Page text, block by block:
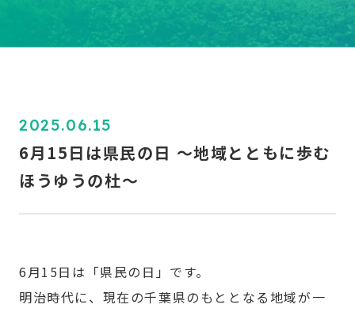
2025.06.15
6月15日は県民の日 ～地域とともに歩む
ほうゆうの杜～
6月15日は「県民の日」です。
明治時代に、現在の千葉県のもととなる地域が一